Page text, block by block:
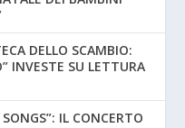
DELLO SCAMBIO:
INVESTE SU LETTURA
IL CONCERTO